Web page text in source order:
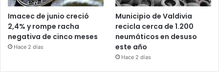
Imacec de junio creció
2,4% y rompe racha
negativa de cinco meses
Hace 2 días
Municipio de Valdivia
recicla cerca de 1.200
neumáticos en desuso
este año
Hace 2 días